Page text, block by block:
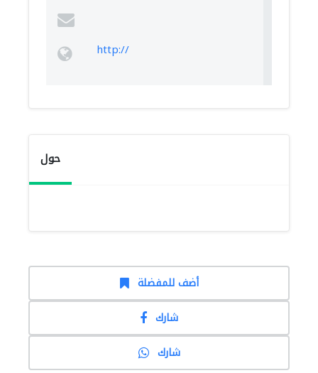
http://
حول
أضف للمفضلة
شارك
شارك